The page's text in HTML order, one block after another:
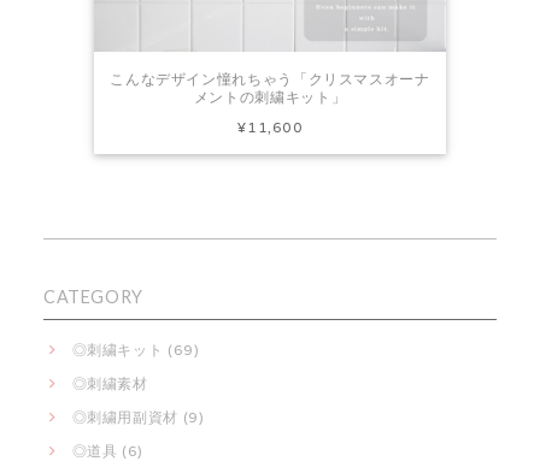
こんなデザイン憧れちゃう「クリスマスオーナ
メントの刺繍キット」
¥11,600
CATEGORY
◎刺繍キット (69)
◎刺繍素材
◎刺繍用副資材 (9)
◎道具 (6)